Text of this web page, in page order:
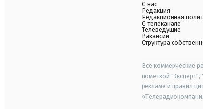
О нас
Редакция
Редакционная
О телеканале
Телеведущие
Вакансии
Структура
Все коммерческие
пометкой
рекламе и правил